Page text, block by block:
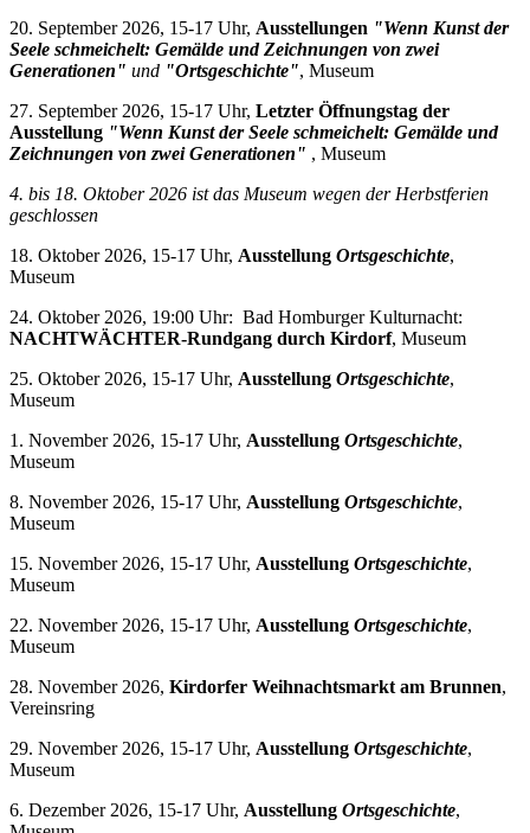
20. September 2026, 15-17 Uhr, Ausstellungen "Wenn Kunst der
Seele schmeichelt: Gemälde und Zeichnungen von zwei
Generationen" und "Ortsgeschichte", Museum
27. September 2026, 15-17 Uhr, Letzter Öffnungstag der
Ausstellung "Wenn Kunst der Seele schmeichelt: Gemälde und
Zeichnungen von zwei Generationen" , Museum
4. bis 18. Oktober 2026 ist das Museum wegen der Herbstferien
geschlossen
18. Oktober 2026, 15-17 Uhr, Ausstellung Ortsgeschichte,
Museum
24. Oktober 2026, 19:00 Uhr: Bad Homburger Kulturnacht:
NACHTWÄCHTER-Rundgang durch Kirdorf, Museum
25. Oktober 2026, 15-17 Uhr, Ausstellung Ortsgeschichte,
Museum
1. November 2026, 15-17 Uhr, Ausstellung Ortsgeschichte,
Museum
8. November 2026, 15-17 Uhr, Ausstellung Ortsgeschichte,
Museum
15. November 2026, 15-17 Uhr, Ausstellung Ortsgeschichte,
Museum
22. November 2026, 15-17 Uhr, Ausstellung Ortsgeschichte,
Museum
28. November 2026, Kirdorfer Weihnachtsmarkt am Brunnen,
Vereinsring
29. November 2026, 15-17 Uhr, Ausstellung Ortsgeschichte,
Museum
6. Dezember 2026, 15-17 Uhr, Ausstellung Ortsgeschichte,